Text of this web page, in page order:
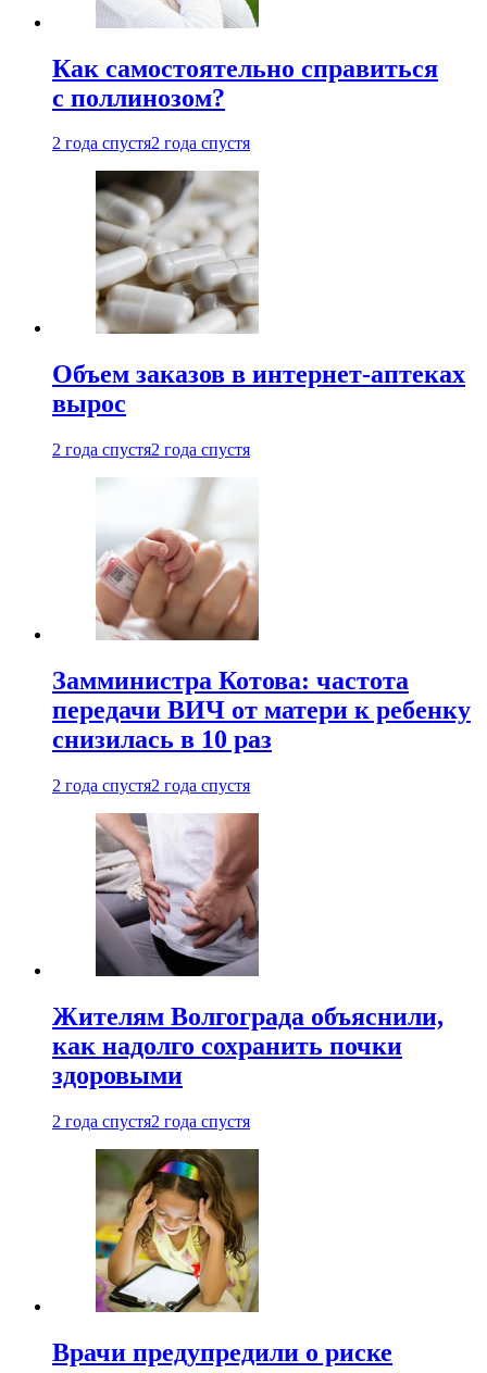
Как самостоятельно справиться
с поллинозом?
2 года спустя2 года спустя
Объем заказов в интернет-аптеках
вырос
2 года спустя2 года спустя
Замминистра Котова: частота
передачи ВИЧ от матери к ребенку
снизилась в 10 раз
2 года спустя2 года спустя
Жителям Волгограда объяснили,
как надолго сохранить почки
здоровыми
2 года спустя2 года спустя
Врачи предупредили о риске